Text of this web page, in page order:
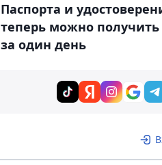
Паспорта и
теперь можно получить
за один день